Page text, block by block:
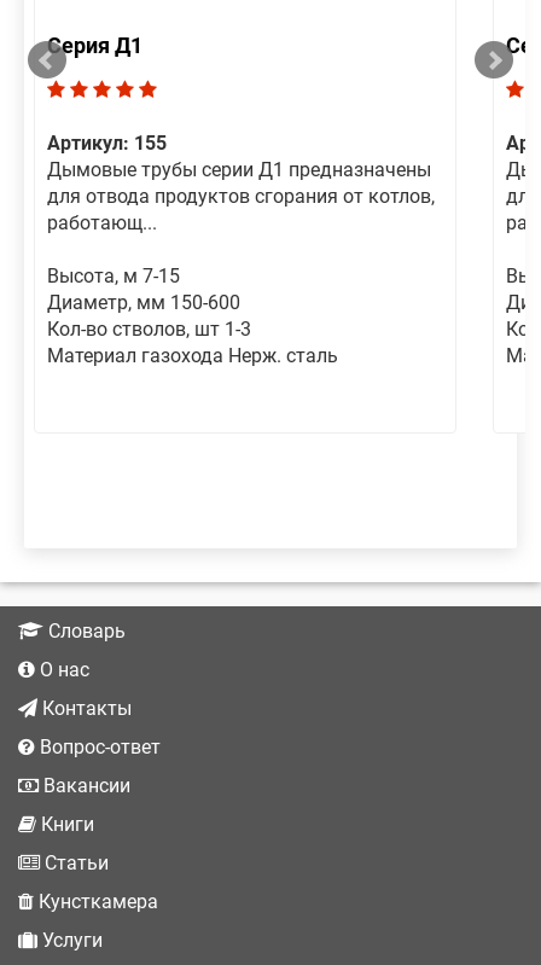
Серия Д1
Артикул: 155
Дымовые трубы серии Д1 предназначены
для отвода продуктов сгорания от котлов,
работающ...
Высота, м 7-15
Диаметр, мм 150-600
Кол-во стволов, шт 1-3
Материал газохода Нерж. сталь
Словарь
О нас
Контакты
Вопрос-ответ
Вакансии
Книги
Статьи
Кунсткамера
Услуги